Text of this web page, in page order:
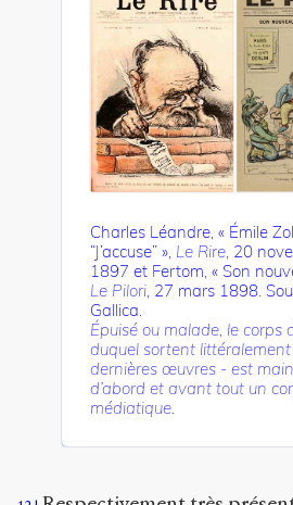
Charles Léandre, « Émile
“J’accuse” », Le Rire, 20
1897 et Fertom, « Son
Le Pilori, 27 mars 1898.
Gallica.
Épuisé ou malade, le corps
duquel sortent littéralement
dernières œuvres - est
d’abord et avant tout un
médiatique.